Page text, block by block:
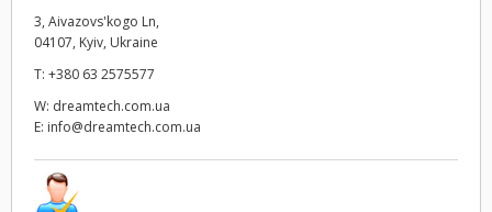
3, Aivazovs'kogo Ln,
04107, Kyiv, Ukraine
T: +380 63 2575577
W: dreamtech.com.ua
E: info@dreamtech.com.ua